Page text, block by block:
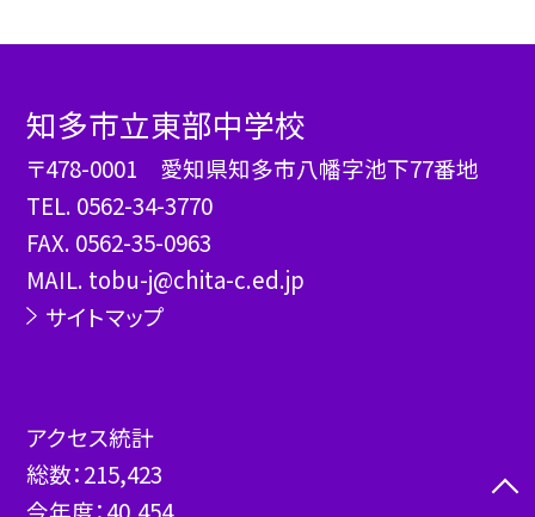
知多市立東部中学校
〒478-0001 愛知県知多市八幡字池下77番地
TEL. 0562-34-3770
FAX. 0562-35-0963
MAIL. tobu-j@chita-c.ed.jp
サイトマップ
アクセス統計
総数：215,423
今年度：40,454